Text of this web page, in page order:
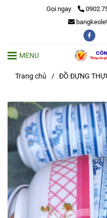
Gọi ngay
MENU
Trang chủ / ĐỒ ĐỰNG